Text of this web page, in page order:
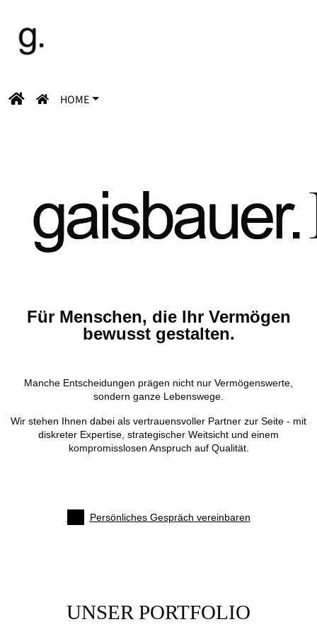
HOME
Für Menschen, die Ihr Vermögen
bewusst gestalten.
Manche Entscheidungen prägen nicht nur Vermögenswerte,
sondern ganze Lebenswege.
Wir stehen Ihnen dabei als vertrauensvoller Partner zur Seite - mit
diskreter Expertise, strategischer Weitsicht und einem
kompromisslosen Anspruch auf Qualität.
Persönliches Gespräch vereinbaren
UNSER PORTFOLIO